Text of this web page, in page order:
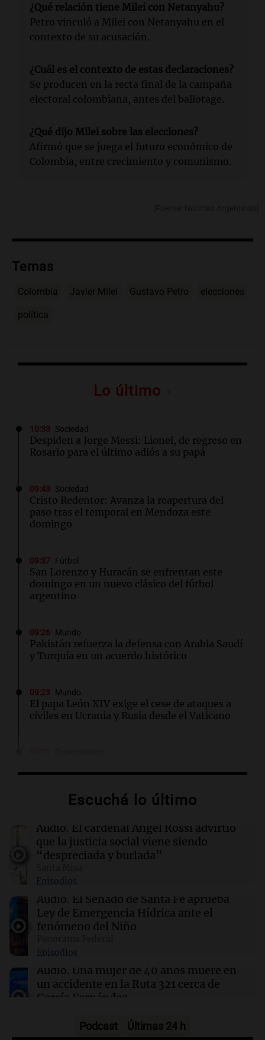
¿Qué relación tiene Milei con Netanyahu?
Petro vinculó a Milei con Netanyahu en el
contexto de su acusación.
¿Cuál es el contexto de estas declaraciones?
Se producen en la recta final de la campaña
electoral colombiana, antes del ballotage.
¿Qué dijo Milei sobre las elecciones?
Afirmó que se juega el futuro económico de
Colombia, entre crecimiento y comunismo.
Temas
Colombia Javier Milei Gustavo Petro elecciones
política
Lo último
10:33 Sociedad
Despiden a Jorge Messi: Lionel, de regreso en
Rosario para el último adiós a su papá
09:43 Sociedad
Cristo Redentor: Avanza la reapertura del
paso tras el temporal en Mendoza este
domingo
09:37 Fútbol
San Lorenzo y Huracán se enfrentan este
domingo en un nuevo clásico del fútbol
argentino
09:26 Mundo
Pakistán refuerza la defensa con Arabia Saudí
y Turquía en un acuerdo histórico
09:23 Mundo
El papa León XIV exige el cese de ataques a
civiles en Ucrania y Rusia desde el Vaticano
su obra sobre 50 años en el teatro argentino
Un local en Dock Sud que hace reír a los chicos
a cambio de un pancho
El juicio a "Pity" Álvarez por el asesinato de
Cristian Díaz en Villa Lugano iniciará este
lunes
No se detectan casos de ébola en barco fluvial
en cuarentena cerca de Kinshasa, Congo
Escuchá lo último
Audio. El cardenal Ángel Rossi advirtió
que la justicia social viene siendo
“despreciada y burlada”
Episodios
Audio. El Senado de Santa Fe aprueba
Ley de Emergencia Hídrica ante el
fenómeno del Niño
Episodios
Audio. Una mujer de 40 años muere en
un accidente en la Ruta 321 cerca de
García Fernández
Podcast Últimas 24 h